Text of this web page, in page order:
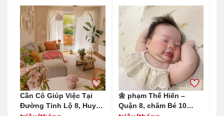
Cần Cô Giúp Việc Tại
Đường Tỉnh Lộ 8, Huyện
🌼 phạm Thế Hiển –
Quận 8, chăm Bé 10